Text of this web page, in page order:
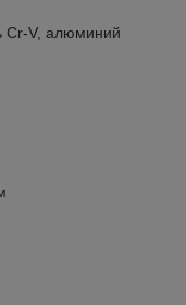
Cr-V, алюминий